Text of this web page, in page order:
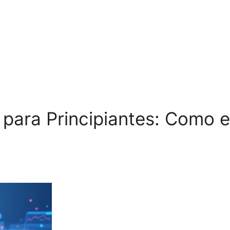
Principiantes: Como